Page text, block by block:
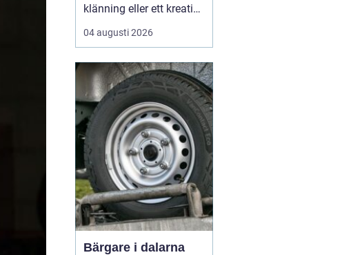
klänning eller ett kreativt
projekt. I en stad som
Göteborg, med starka
hantverk och design,
spelar tygaffärerna en
viktig roll. De samlar
kuns...
04 augusti 2026
Bärgare i dalarna